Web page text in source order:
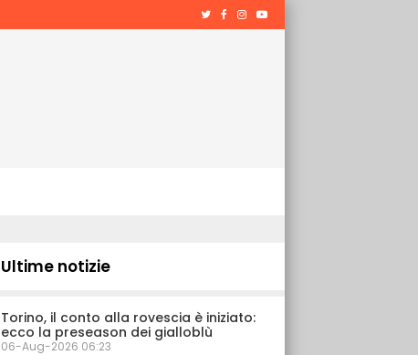
Ultime notizie
Torino, il conto alla rovescia è iniziato:
ecco la preseason dei gialloblù
06-Aug-2026 06:23